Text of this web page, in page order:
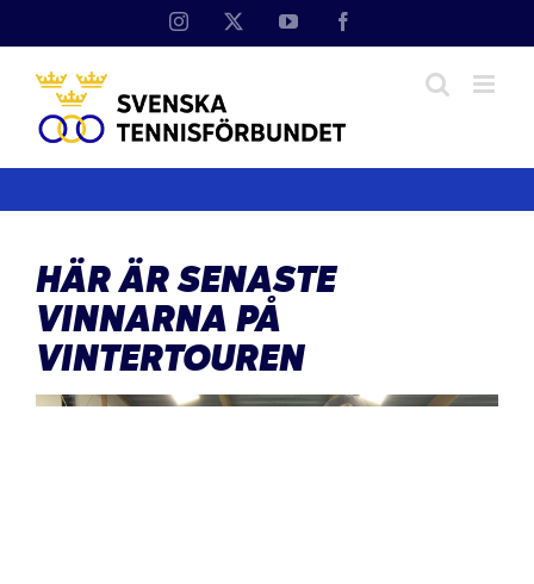
Instagram YouTube
HÄR ÄR SENASTE
VINNARNA PÅ
VINTERTOUREN